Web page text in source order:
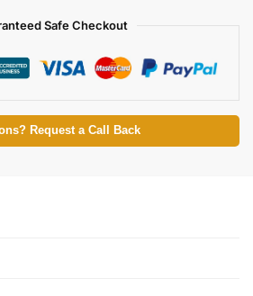
Safe Checkout
Request a Call Back